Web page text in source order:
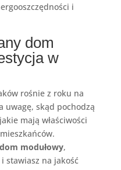
i
dom
w
rośnie z roku na
uwagę, skąd pochodzą
mają właściwości
modułowy,
stawiasz na jakość